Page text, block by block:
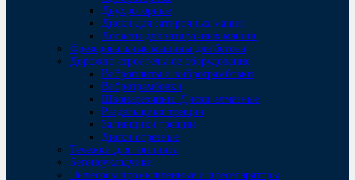
Двухроторные
Диски для затирочных машин
Лопасти для затирочных машин
Фрезеровальные машины для бетона
Дорожно-строительное оборудование
Виброплиты и вибротрамбовки
Вибротрамбовки
Швонарезчики. Диски алмазные
Раздельщики трещин
Заливщики трещин
Диски отрезные
Тележки для топпинга
Бетоноукладчики
Пылесосы промышленные и пресепараторы